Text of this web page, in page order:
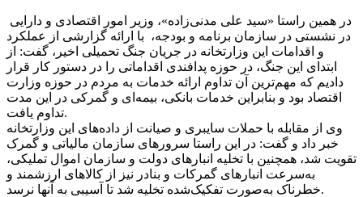
در نشستی در سازمان برنامه و بودجه، با ارائه گزارشی از عملکرد
و اقدامات این وزارتخانه در جریان جنگ تحمیلی اخیر، گفت: از
ابتدای این جنگ، در حوزه پدافندی اقداماتی را در دستور کار قرار
دادیم که مهم‌ترین آن تداوم ارائه خدمات به مردم در حوزه وزارت
اقتصاد بود و بنابراین خدمات بانکی، بیمه‌ای و گمرکی در این مدت
تداوم یافت.
وی از مقابله با حملات سایبری و صیانت از داده‌های این وزارتخانه
خبر داد و گفت: در این راستا سرورهای سازمان مالیاتی و گمرک
تقویت شد، همچنین با تخلیه انبارهای دولت و سازمان اموال تملیکی،
به‌سرعت انبارهای گمرکات و بنادر نیز از کالاهای ارزشمند و
خطرناک به‌صورت تفکیک‌شده تخلیه شد تا آسیبی به آنها نرسد.